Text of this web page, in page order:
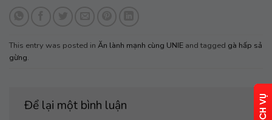
This entry was posted in Ăn lành mạnh cùng UNIE and tagged gà hấp sả
gừng.
Để lại một bình luận